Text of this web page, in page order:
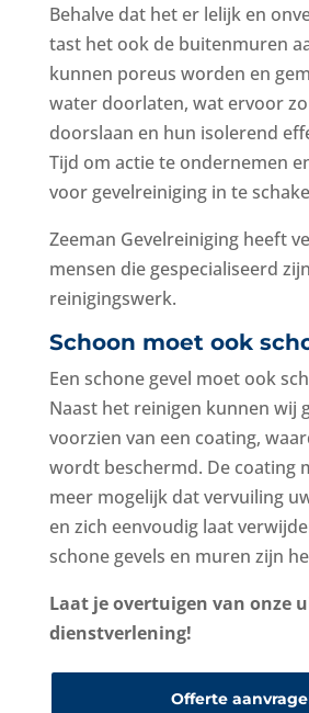
Behalve dat het er lelijk en
tast het ook de buitenmuren
kunnen poreus worden en
water doorlaten, wat ervoor
doorslaan en hun isolerend
Tijd om actie te ondernemen
voor gevelreiniging in te
Zeeman Gevelreiniging heeft
mensen die gespecialiseerd
reinigingswerk.
Schoon moet ook
Een schone gevel moet ook
Naast het reinigen kunnen wij
voorzien van een coating,
wordt beschermd. De coating
meer mogelijk dat vervuiling
en zich eenvoudig laat
schone gevels en muren zijn
Laat je overtuigen van onze
dienstverlening!
Offerte